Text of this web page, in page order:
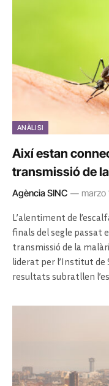
ANÀLISI
Així estan
transmissió de
Agència SINC marzo
L’alentiment de
finals del segle passat
transmissió de la
liderat per l’Institut de
resultats subratllen